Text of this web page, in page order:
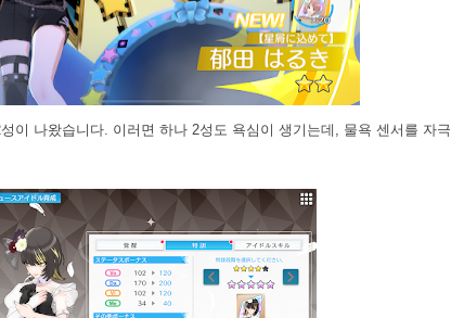
이 나왔습니다. 이러면 하나 2성도 욕심이 생기는데, 물욕 센서를 자극